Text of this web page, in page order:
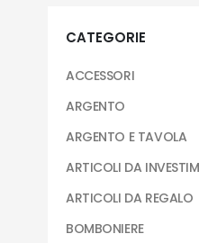
CATEGORIE
ACCESSORI
ARGENTO
ARGENTO E TAVOLA
ARTICOLI DA
ARTICOLI DA REGALO
BOMBONIERE